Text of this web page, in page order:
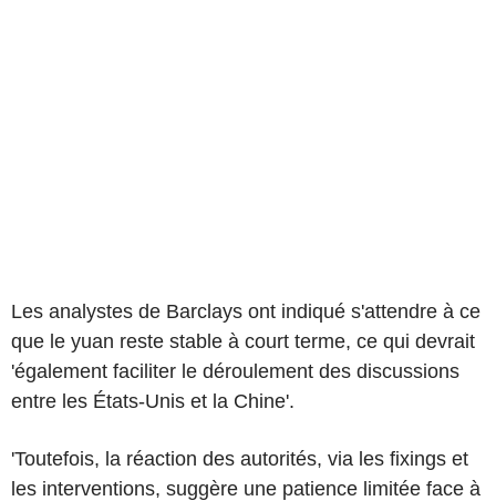
Les analystes de Barclays ont indiqué s'attendre à ce
que le yuan reste stable à court terme, ce qui devrait
'également faciliter le déroulement des discussions
entre les États-Unis et la Chine'.
'Toutefois, la réaction des autorités, via les fixings et
les interventions, suggère une patience limitée face à